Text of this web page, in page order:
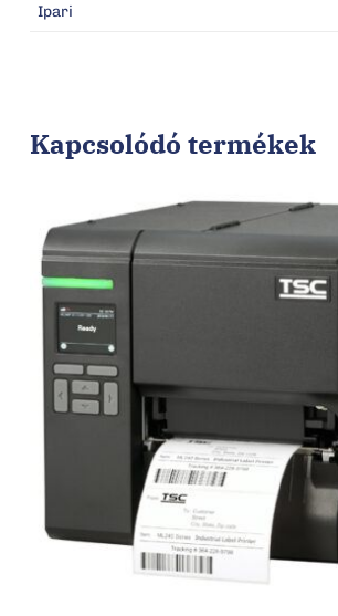
Ipari
Kapcsolódó termékek